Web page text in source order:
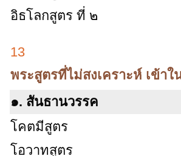
อิธโลกสูตร ที่ ๒
13
พระสูตรที่ไม่สงเคราะห์ เข้าใ
๑. สันธานวรรค
โคตมีสูตร
โอวาทสูตร